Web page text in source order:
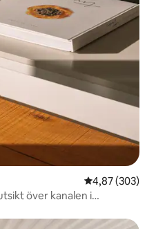
4,87 av 5 i
4,87 (303)
över kanalen i